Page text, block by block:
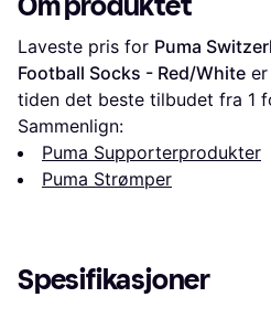
Laveste pris for Puma
Football Socks - Red/White er
tiden det beste tilbudet fra 1
Sammenlign:
Puma Supporterprodukter
Puma Strømper
Spesifikasjoner